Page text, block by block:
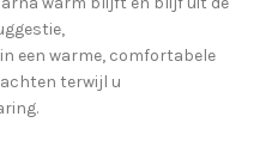
een warme, comfortabele
terwijl u